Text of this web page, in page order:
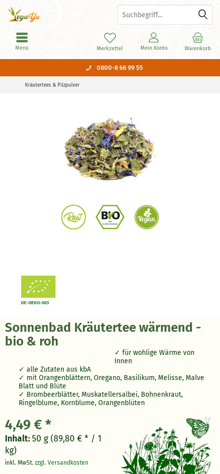
0800-8 66 99 55
Warenkorb
Merkzettel Mein Konto
Menü
Kräutertees & Pilzpulver
DE-OEKO-003
Sonnenbad Kräutertee wärmend -
bio & roh
für wohlige Wärme von
Innen
alle Zutaten aus kbA
mit Orangenblättern, Oregano, Basilikum, Melisse, Malve
Blatt und Blüte
Brombeerblätter, Muskatellersalbei, Bohnenkraut,
Ringelblume, Kornblume, Orangenblüten
4,49 € *
Inhalt:50 g (89,80 € * / 1
kg)
inkl. MwSt. zzgl. Versandkosten